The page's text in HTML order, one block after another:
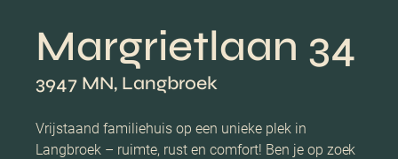
Margrietlaan 34
3947 MN, Langbroek
Vrijstaand familiehuis op een unieke plek in
Langbroek – ruimte, rust en comfort! Ben je op zoek